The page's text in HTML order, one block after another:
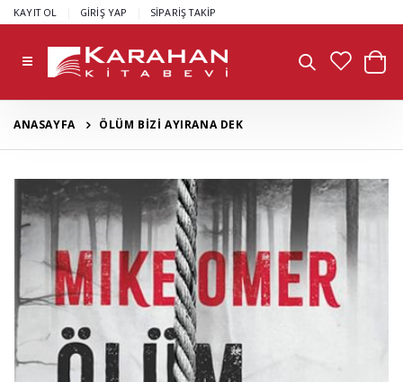
KAYIT OL GİRİŞ YAP SİPARİŞ TAKİP
ANASAYFA ÖLÜM BİZİ AYIRANA DEK